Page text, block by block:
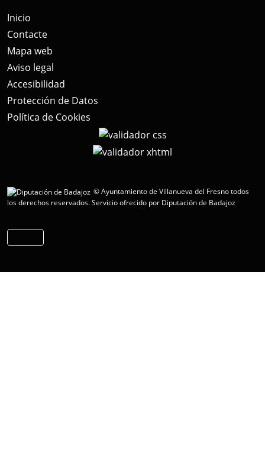
Inicio
Contacte
Mapa web
Aviso legal
Accesibilidad
Protección de Datos
Política de Cookies
© Ayuntamiento de Villanueva del Fresno todos
los derechos reservados.Servicio ofrecido por Diputación de Badajoz